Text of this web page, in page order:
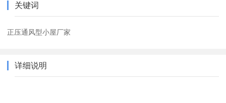
关键词
正压通风型小屋厂家
详细说明